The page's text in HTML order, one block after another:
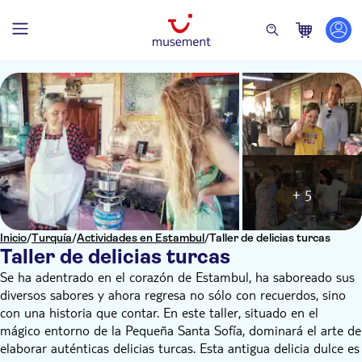
Inicio/Turquía/Actividades en Estambul/Taller de delicias turcas
Taller de delicias turcas
+ 5
Se ha adentrado en el corazón de Estambul, ha saboreado sus
diversos sabores y ahora regresa no sólo con recuerdos, sino
con una historia que contar. En este taller, situado en el
mágico entorno de la Pequeña Santa Sofía, dominará el arte de
elaborar auténticas delicias turcas. Esta antigua delicia dulce es